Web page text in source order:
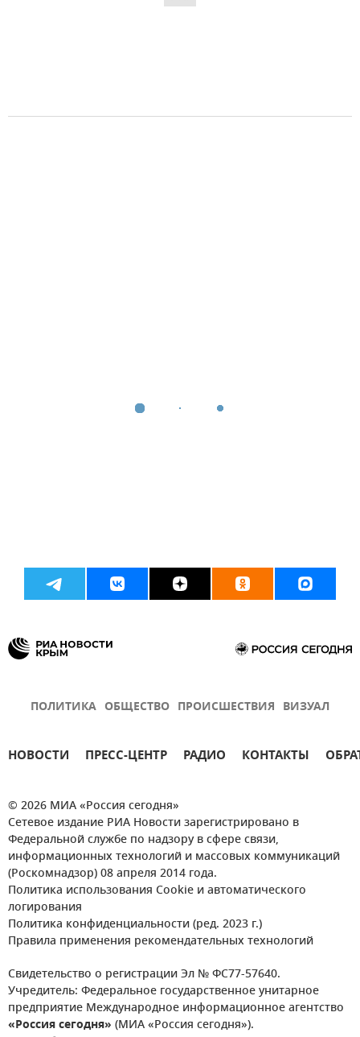
ПОЛИТИКА ОБЩЕСТВО ПРОИСШЕСТВИЯ ВИЗУАЛ
НОВОСТИ ПРЕСС-ЦЕНТР РАДИО КОНТАКТЫ
© 2026 МИА «Россия сегодня»
Сетевое издание РИА Новости зарегистрировано в
Федеральной службе по надзору в сфере связи,
информационных технологий и массовых коммуникаций
(Роскомнадзор) 08 апреля 2014 года.
Политика использования Cookie и автоматического
логирования
Политика конфиденциальности (ред. 2023 г.)
Правила применения рекомендательных технологий
Свидетельство о регистрации Эл № ФС77-57640.
Учредитель: Федеральное государственное унитарное
предприятие Международное информационное агентство
«Россия сегодня» (МИА «Россия сегодня»).